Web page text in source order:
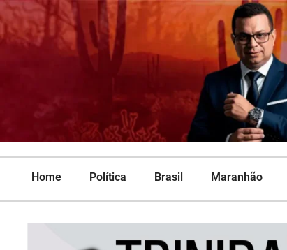
Home Política Brasil Maranhão